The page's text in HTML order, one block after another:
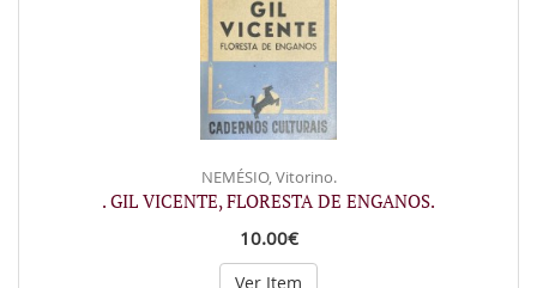
NEMÉSIO, Vitorino.
. GIL VICENTE, FLORESTA DE ENGANOS.
10.00€
Ver Item